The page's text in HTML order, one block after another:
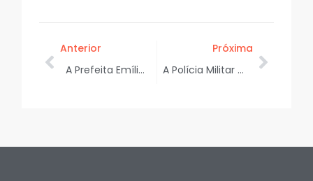
Anterior
A Prefeita Emília Corrêa participa da Semana S e ressalta o fortalecimento da economia em Aracaju
Próxima
A Polícia Militar apreendeu um adolescente sob suspeita de envolvimento em ato infracional análogo ao crime de homicídio em Campo do Brito